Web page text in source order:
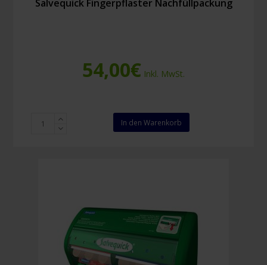
Salvequick Fingerpflaster Nachfüllpackung
54,00€ Inkl. MwSt.
Salvequick
Fingerpflaster
In den Warenkorb